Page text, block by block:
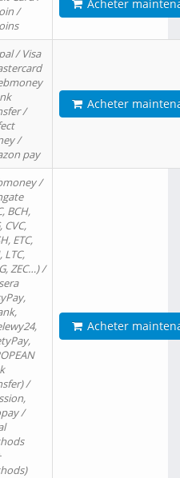
/
Acheter
/ Visa
/
/
pay
Acheter
/
BCH,
CVC,
ETC,
LTC,
ZEC…) /
/
/
Acheter